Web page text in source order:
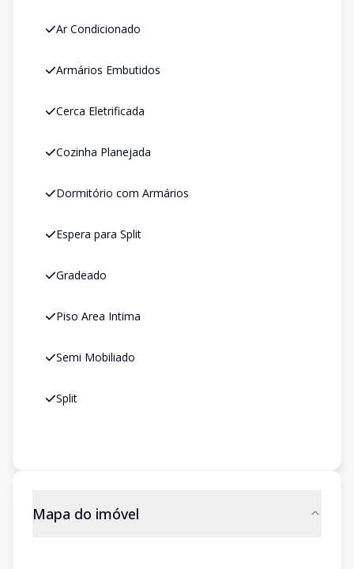
Ar Condicionado
Armários Embutidos
Cerca Eletrificada
Cozinha Planejada
Dormitório com Armários
Espera para Split
Gradeado
Piso Area Intima
Semi Mobiliado
Split
Mapa do imóvel